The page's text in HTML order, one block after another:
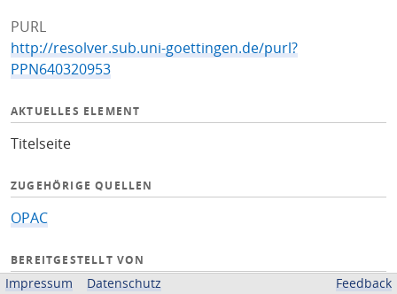
PURL
http://resolver.sub.uni-goettingen.de/purl?
PPN640320953
AKTUELLES ELEMENT
Titelseite
ZUGEHÖRIGE QUELLEN
OPAC
BEREITGESTELLT VON
Impressum Datenschutz Feedback